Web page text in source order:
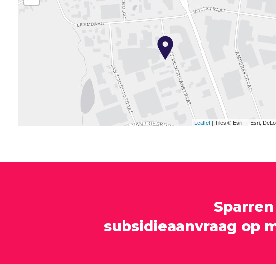
Leaflet | Tiles © Esri — Esri,
subsidieaanvraag op